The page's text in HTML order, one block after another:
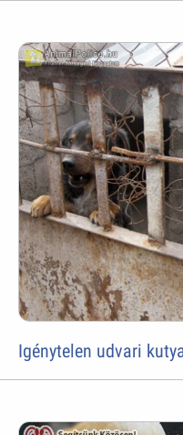
Igénytelen udvari